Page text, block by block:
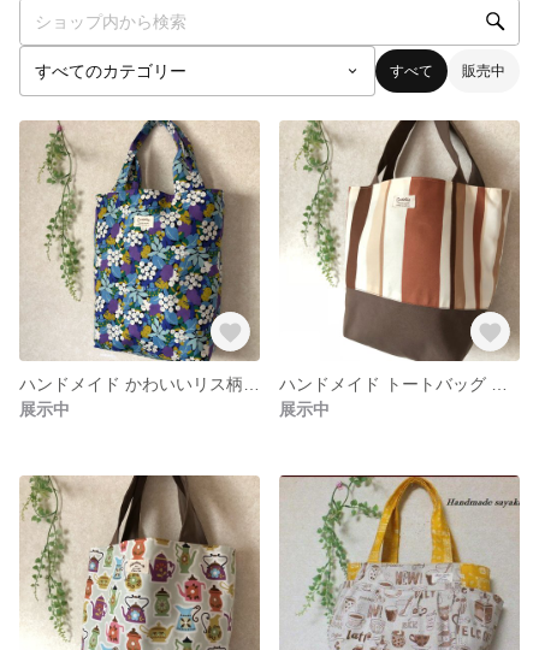
すべて 販売中
展示中
展示中